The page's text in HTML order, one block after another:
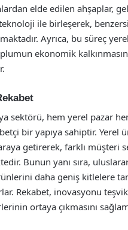
elde edilen ahşaplar,
ile birleşerek,
Ayrıca, bu süreç
ekonomik
sektörü, hem yerel pazar
bir yapıya sahiptir. Yerel
getirerek, farklı müşteri
Bunun yanı sıra,
daha geniş kitlelere
Rekabet, inovasyonu
ortaya çıkmasını